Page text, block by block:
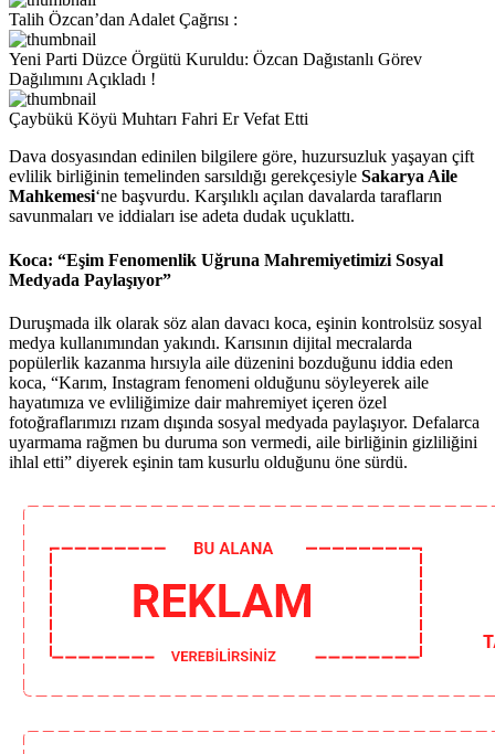
Talih Özcan’dan Adalet Çağrısı :
Yeni Parti Düzce Örgütü Kuruldu: Özcan Dağıstanlı Görev
Dağılımını Açıkladı !
Çaybükü Köyü Muhtarı Fahri Er Vefat Etti
Dava dosyasından edinilen bilgilere göre, huzursuzluk yaşayan çift
evlilik birliğinin temelinden sarsıldığı gerekçesiyle Sakarya Aile
Mahkemesi‘ne başvurdu. Karşılıklı açılan davalarda tarafların
savunmaları ve iddiaları ise adeta dudak uçuklattı.
Koca: “Eşim Fenomenlik Uğruna Mahremiyetimizi Sosyal
Medyada Paylaşıyor”
Duruşmada ilk olarak söz alan davacı koca, eşinin kontrolsüz sosyal
medya kullanımından yakındı. Karısının dijital mecralarda
popülerlik kazanma hırsıyla aile düzenini bozduğunu iddia eden
koca, “Karım, Instagram fenomeni olduğunu söyleyerek aile
hayatımıza ve evliliğimize dair mahremiyet içeren özel
fotoğraflarımızı rızam dışında sosyal medyada paylaşıyor. Defalarca
uyarmama rağmen bu duruma son vermedi, aile birliğinin gizliliğini
ihlal etti” diyerek eşinin tam kusurlu olduğunu öne sürdü.